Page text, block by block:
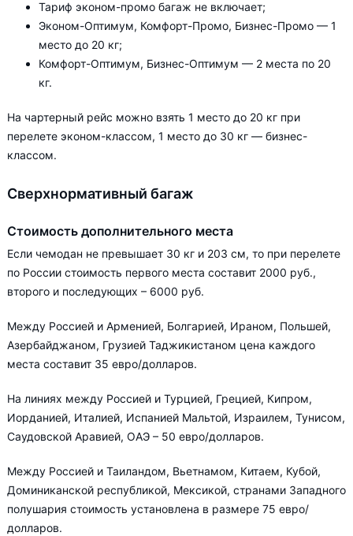
Тариф эконом-промо багаж не включает;
Эконом-Оптимум, Комфорт-Промо, Бизнес-Промо — 1
место до 20 кг;
Комфорт-Оптимум, Бизнес-Оптимум — 2 места по 20
кг.
На чартерный рейс можно взять 1 место до 20 кг при
перелете эконом-классом, 1 место до 30 кг — бизнес-
классом.
Сверхнормативный багаж
Стоимость дополнительного места
Если чемодан не превышает 30 кг и 203 см, то при перелете
по России стоимость первого места составит 2000 руб.,
второго и последующих – 6000 руб.
Между Россией и Арменией, Болгарией, Ираном, Польшей,
Азербайджаном, Грузией Таджикистаном цена каждого
места составит 35 евро/долларов.
На линиях между Россией и Турцией, Грецией, Кипром,
Иорданией, Италией, Испанией Мальтой, Израилем, Тунисом,
Саудовской Аравией, ОАЭ – 50 евро/долларов.
Между Россией и Таиландом, Вьетнамом, Китаем, Кубой,
Доминиканской республикой, Мексикой, странами Западного
полушария стоимость установлена в размере 75 евро/
долларов.